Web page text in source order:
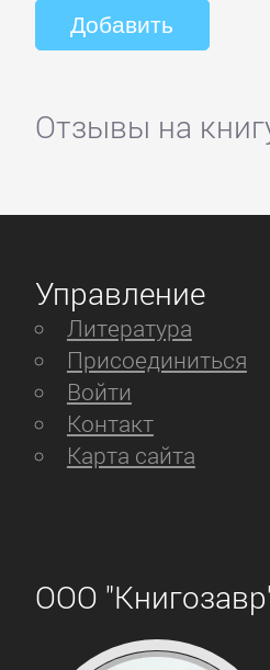
Отзывы на
Управление
Литература
Присоединиться
Войти
Контакт
Карта сайта
ООО